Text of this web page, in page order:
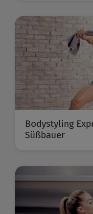
Bodystyling
Süßbauer